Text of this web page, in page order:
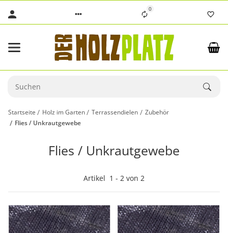
0
Startseite Holz im Garten Terrassendielen
Zubehör
Flies / Unkrautgewebe
Flies / Unkrautgewebe
Artikel 1 - 2 von 2